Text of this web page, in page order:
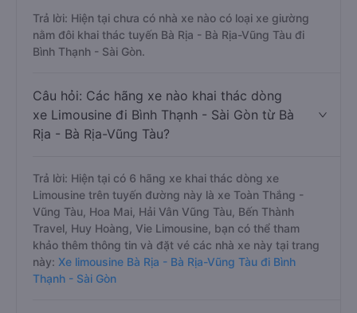
Trả lời: Hiện tại chưa có nhà xe nào có loại xe giường
nằm đôi khai thác tuyến Bà Rịa - Bà Rịa-Vũng Tàu đi
Bình Thạnh - Sài Gòn.
Câu hỏi: Các hãng xe nào khai thác dòng
xe Limousine đi Bình Thạnh - Sài Gòn từ Bà
Rịa - Bà Rịa-Vũng Tàu?
Trả lời: Hiện tại có 6 hãng xe khai thác dòng xe
Limousine trên tuyến đường này là xe Toàn Thắng -
Vũng Tàu, Hoa Mai, Hải Vân Vũng Tàu, Bến Thành
Travel, Huy Hoàng, Vie Limousine, bạn có thể tham
khảo thêm thông tin và đặt vé các nhà xe này tại trang
này: Xe limousine Bà Rịa - Bà Rịa-Vũng Tàu đi Bình
Thạnh - Sài Gòn